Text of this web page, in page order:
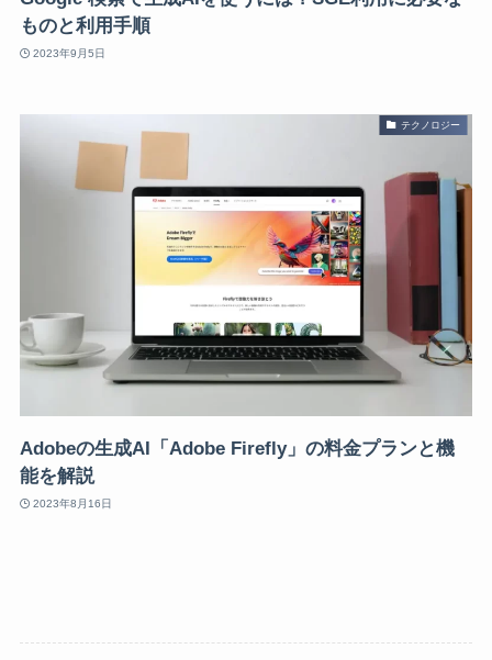
ものと利用手順
2023年9月5日
テクノロジー
Adobeの生成AI「Adobe Firefly」の料金プランと機
能を解説
2023年8月16日